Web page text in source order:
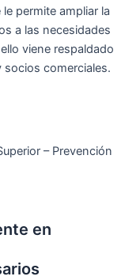
permite ampliar la
a las necesidades
viene respaldado
comerciales.
– Prevención
en